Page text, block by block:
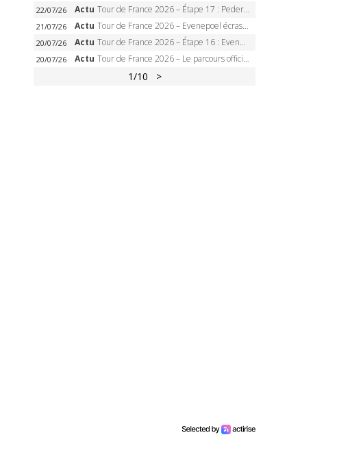
22/07/26 Actu Tour de France 2026 – Étape 17 : Pedersen peut-il verrouiller le maillot vert à Voiron ?
21/07/26 Actu Tour de France 2026 – Evenepoel écrase le chrono d’Évian, Seixas 4e, Lipowitz abandonne
20/07/26 Actu Tour de France 2026 – Étape 16 : Evenepoel, Pogacar, Ganna… qui domptera le chrono d’Évian pour redessiner le podium ?
20/07/26 Actu Tour de France 2026 – Le parcours officiel complet : 21 étapes, profils, carte et dates
1/10 >